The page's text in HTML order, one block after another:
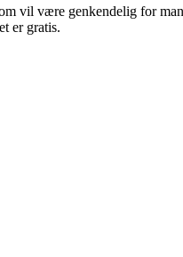
vil være genkendelig for
er gratis.